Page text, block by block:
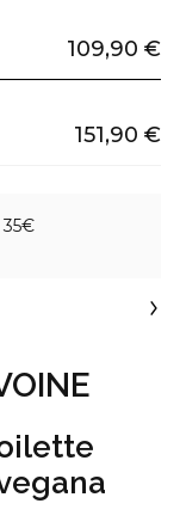
109,90 €
151,90 €